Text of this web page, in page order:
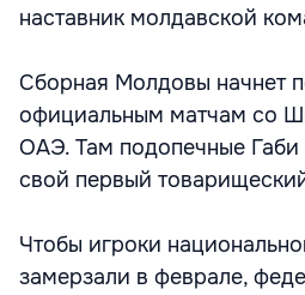
наставник молдавской
Cборная Молдовы начнет
официальным матчам со
ОАЭ. Там подопечные Габи
свой первый
Чтобы игроки
замерзали в феврале,